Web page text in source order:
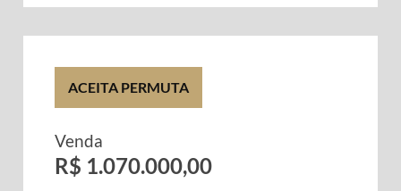
ACEITA PERMUTA
Venda
R$ 1.070.000,00